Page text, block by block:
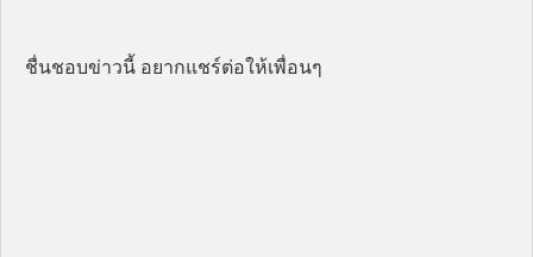
ชื่นชอบข่าวนี้ อยากแชร์ต่อให้เพื่อนๆ